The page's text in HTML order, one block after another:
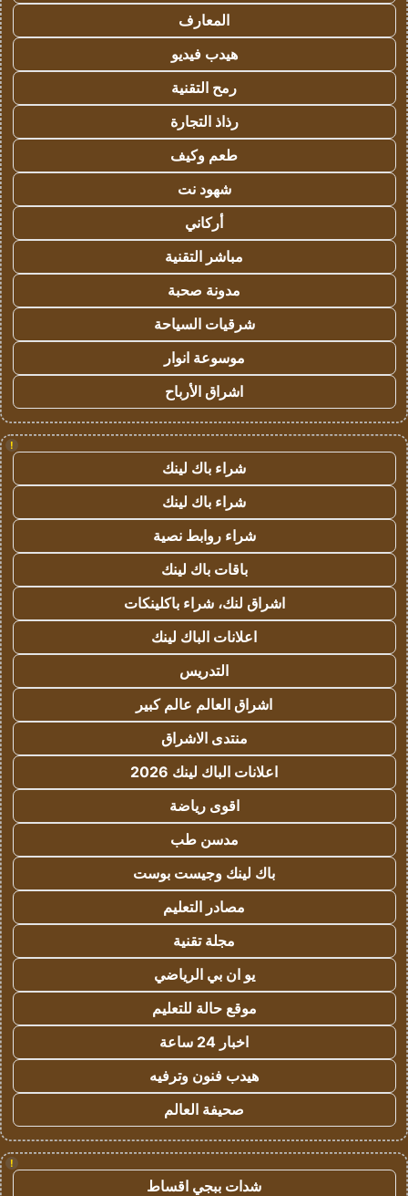
المعارف
هيدب فيديو
رمح التقنية
رذاذ التجارة
طعم وكيف
شهود نت
أركاني
مباشر التقنية
مدونة صحبة
شرقيات السياحة
موسوعة انوار
اشراق الأرباح
!
شراء باك لينك
شراء باك لينك
شراء روابط نصية
باقات باك لينك
اشراق لنك، شراء باكلينكات
اعلانات الباك لينك
التدريس
اشراق العالم عالم كبير
منتدى الاشراق
اعلانات الباك لينك 2026
اقوى رياضة
مدسن طب
باك لينك وجيست بوست
مصادر التعليم
مجلة تقنية
يو ان بي الرياضي
موقع حالة للتعليم
اخبار 24 ساعة
هيدب فنون وترفيه
صحيفة العالم
!
شدات ببجي اقساط